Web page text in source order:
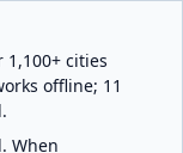
cities
offline; 11
When